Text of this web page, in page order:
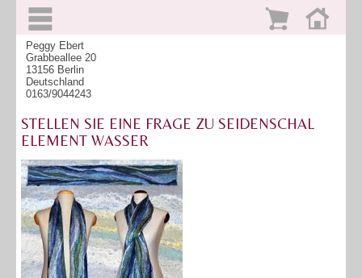
Peggy Ebert
Grabbeallee 20
13156 Berlin
Deutschland
0163/9044243
STELLEN SIE EINE FRAGE ZU SEIDENSCHAL
ELEMENT WASSER